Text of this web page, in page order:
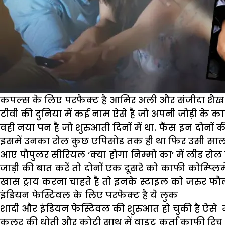
कपल्स के लिए परफैक्ट है आमिर अली और संजीदा
टीवी की दुनिया में कई नाम ऐसे है जो अपनी जोड़ी के
वही नया पन है जो शुरुआती दिनों में था. फैंस इन दोनों
इसमें उनका रोल कुछ एपिसोड तक ही था फिर उसी
आए पौपुलर सीरियल ‘क्या होगा निम्मो का’ में लीड
जाड़ी की बात करें तो दोनों एक दूसरे को काफी
खास ट्राय करना चाहते है तो इनके स्टाइल को जरुर
इंडियन फेस्टिवल के लिए परफेक्ट है ये लुक
शादी और इंडियन फेस्टिवल की शुरुआत हो चुकी है ऐसे
कलर की धोती और कोटी साथ में वाइट कुर्ता काफी